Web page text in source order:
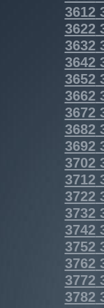
3612
3622
3632
3642
3652
3662
3672
3682
3692
3702
3712
3722
3732
3742
3752
3762
3772
3782